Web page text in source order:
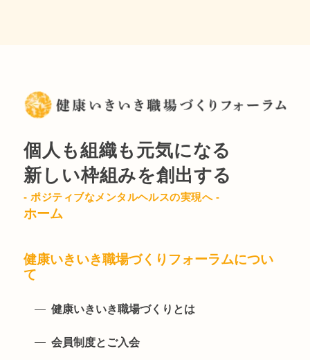
個人も組織も元気になる
新しい枠組みを創出する
- ポジティブなメンタルヘルスの実現へ -
ホーム
健康いきいき職場づくりフォーラムについ
て
健康いきいき職場づくりとは
会員制度とご入会